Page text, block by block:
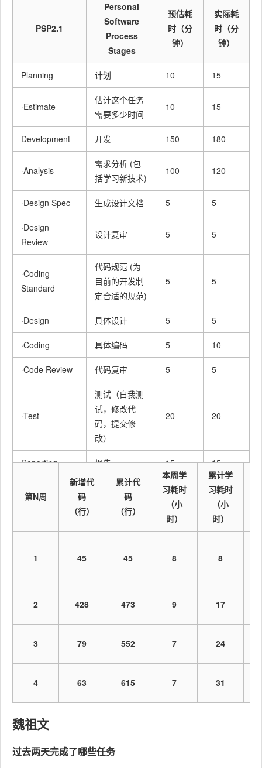
PSP2.1
Personal
Software
Process
Stages
预估耗
时（分
钟）
实际耗
时（分
钟）
Planning 计划 10 15
·Estimate
估计这个任务
需要多少时间
10 15
Development 开发 150 180
·Analysis
需求分析 (包
括学习新技术)
100 120
·Design Spec 生成设计文档 5 5
·Design
Review
设计复审 5 5
·Coding
Standard
代码规范 (为
目前的开发制
定合适的规范)
5 5
·Design 具体设计 5 5
·Coding 具体编码 5 10
·Code Review 代码复审 5 5
·Test
测试（自我测
试，修改代
码，提交修
改）
20 20
Reporting 报告 15 15
测试报告 5 5
计算工作量 5 5
事后总结, 并提
划
第N周
新增代
码
（行）
累计代
码
（行）
本周学
习耗时
（小
时）
累计学
习耗时
（小
时）
1 45 45 8 8
2 428 473 9 17
3 79 552 7 24
4 63 615 7 31
魏祖文
过去两天完成了哪些任务